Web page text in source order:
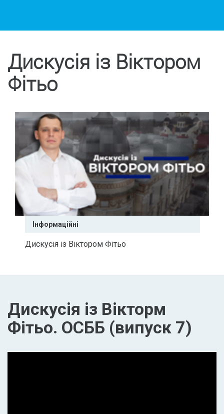
Дискусія із Віктором
Фітьо
Інформаційні
Дискусія із Віктором Фітьо
Дискусія із Вікторм
Фітьо. ОСББ (випуск 7)